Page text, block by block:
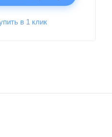
в 1 клик